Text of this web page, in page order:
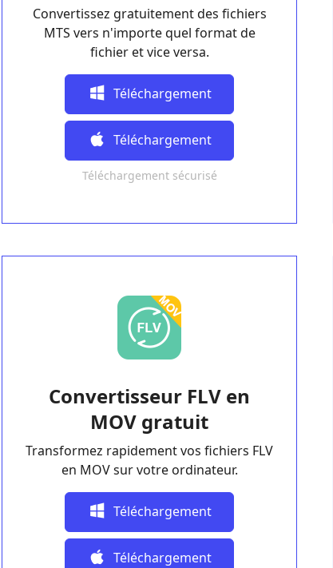
Convertissez gratuitement des fichiers
MTS vers n'importe quel format de
fichier et vice versa.
Téléchargement
Gratuit
Téléchargement
Gratuit
Téléchargement sécurisé
Convertisseur FLV en
MOV gratuit
Transformez rapidement vos fichiers FLV
en MOV sur votre ordinateur.
Téléchargement
Gratuit
Téléchargement